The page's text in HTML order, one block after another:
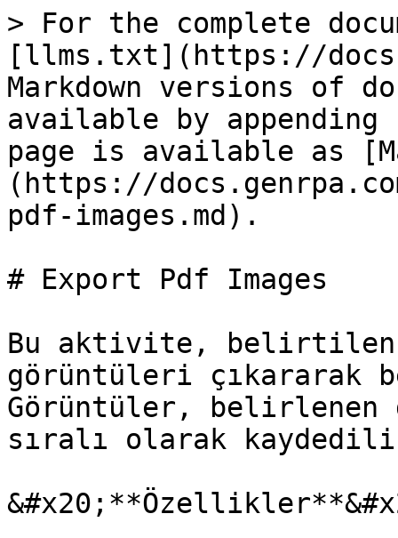
> For the complete
[llms.txt](https://
Markdown versions of
available by
page is available as
(https://
pdf-images.md).
# Export Pdf Images
Bu aktivite, belirtilen
görüntüleri çıkararak
Görüntüler, belirlenen
sıralı olarak